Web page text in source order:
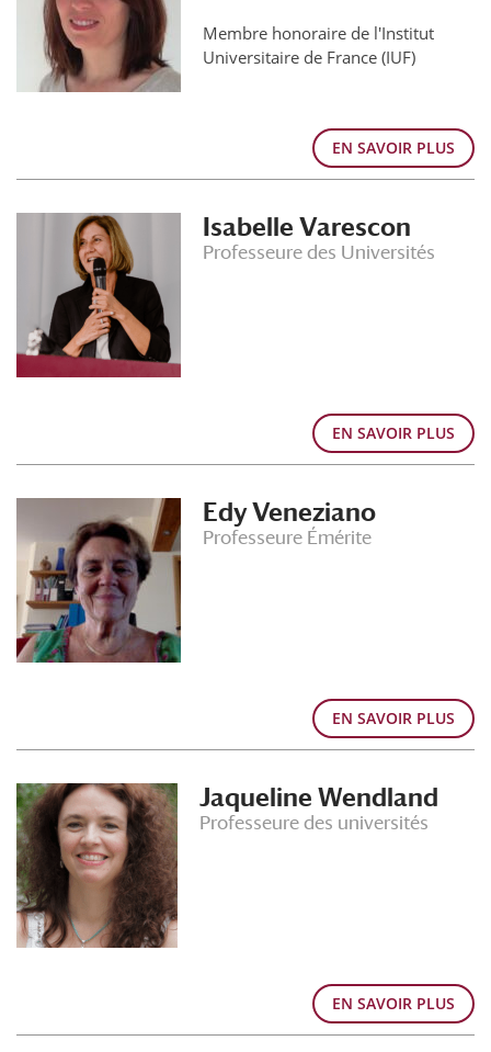
Membre honoraire de l'Institut
Universitaire de France (IUF)
EN SAVOIR PLUS
Isabelle Varescon
Professeure des Universités
EN SAVOIR PLUS
Edy Veneziano
Professeure Émérite
EN SAVOIR PLUS
Jaqueline Wendland
Professeure des universités
EN SAVOIR PLUS